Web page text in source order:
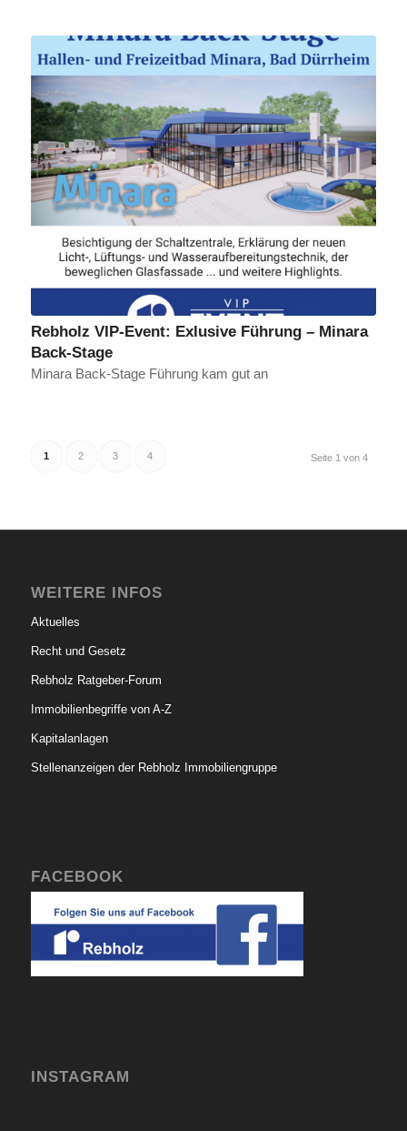
Rebholz VIP-Event: Exlusive Führung – Minara
Back-Stage
Minara Back-Stage Führung kam gut an
Seite 1 von 4
1 2 3 4
WEITERE INFOS
Aktuelles
Recht und Gesetz
Rebholz Ratgeber-Forum
Immobilienbegriffe von A-Z
Kapitalanlagen
Stellenanzeigen der Rebholz Immobiliengruppe
FACEBOOK
INSTAGRAM